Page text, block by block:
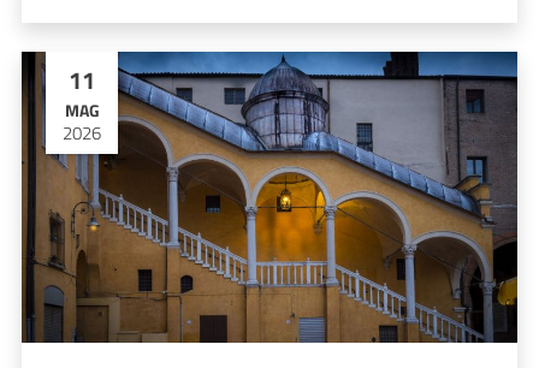
11
MAG
2026